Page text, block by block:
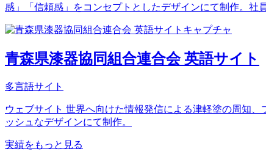
感」「信頼感」をコンセプトとしたデザインにて制作。社
青森県漆器協同組合連合会 英語サイト
多言語サイト
ウェブサイト 世界へ向けた情報発信による津軽塗の周知
ッシュなデザインにて制作。
実績をもっと見る